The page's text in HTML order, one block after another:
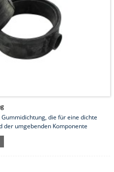
die für eine dichte
der umgebenden Komponente
genau um den Ventilschaft passt und
Entweichen von Luft oder